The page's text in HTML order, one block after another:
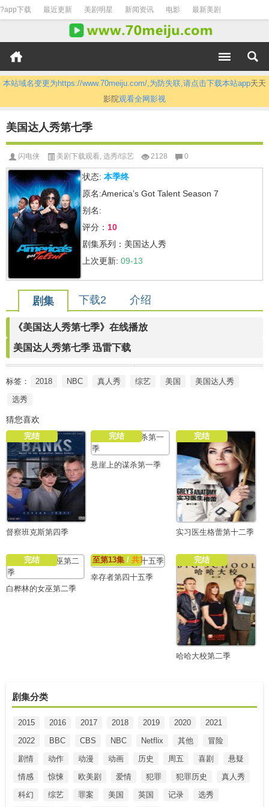
?app下载 最近更新 美剧明星 新闻资讯 电影 最新美剧
本站域名变更为https://www.70meiju.com/,为防失联,请点击下载本站app天天
影院观看全网影视
美国达人秀第七季
闪电侠 美剧下载观看, 选秀/综艺 2128 0
状态: 本季终
原名:America’s Got Talent Season 7
别名:
评分： 10
剧集系列：美国达人秀
上次更新: 09-13
剧集 下载2 介绍
《美国达人秀第七季》在线播放
美国达人秀第七季 迅雷下载
标签： 2018 NBC 真人秀 综艺 美国
美国达人秀
选秀
猜您喜欢
完结
督察班克斯第四季
完结
悬崖上的谋杀第一季
完结
实习医生格蕾第十二季
完结
白桦林的女巫第二季
至第13集 /共13集
幸存者第四十五季
完结
哈哈大校第二季
剧集分类
2015 2016 2017 2018 2019 2020
2021
2022
BBC CBS NBC Netflix 其他
冒险
剧情
动作 动漫 动画 历史 周五 喜剧
悬疑
情感
惊悚 欧美剧 爱情 犯罪 犯罪历史
真人秀
科幻
综艺 罪案 美国 英国 记录
选秀